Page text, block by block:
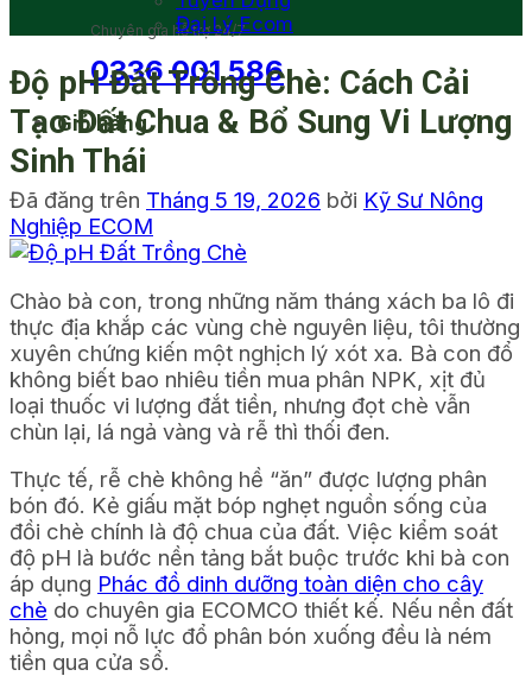
Chuyên gia hỗ trợ 24/7
0336 001 586
Giỏ hàng
Đại Lý Ecom
Độ pH Đất Trồng Chè: Cách Cải
Tạo Đất Chua & Bổ Sung Vi Lượng
Sinh Thái
Đã đăng trên Tháng 5 19, 2026 bởi Kỹ Sư Nông
Nghiệp ECOM
Chào bà con, trong những năm tháng xách ba lô đi
thực địa khắp các vùng chè nguyên liệu, tôi thường
xuyên chứng kiến một nghịch lý xót xa. Bà con đổ
không biết bao nhiêu tiền mua phân NPK, xịt đủ
loại thuốc vi lượng đắt tiền, nhưng đọt chè vẫn
chùn lại, lá ngả vàng và rễ thì thối đen.
Thực tế, rễ chè không hề “ăn” được lượng phân
bón đó. Kẻ giấu mặt bóp nghẹt nguồn sống của
đồi chè chính là độ chua của đất. Việc kiểm soát
độ pH là bước nền tảng bắt buộc trước khi bà con
áp dụng Phác đồ dinh dưỡng toàn diện cho cây
chè do chuyên gia ECOMCO thiết kế. Nếu nền đất
hỏng, mọi nỗ lực đổ phân bón xuống đều là ném
tiền qua cửa sổ.